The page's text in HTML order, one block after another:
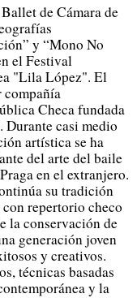
de Cámara de
y “Mono No
el Festival
"Lila López". El
compañía
Checa fundada
Durante casi medio
artística se ha
del arte del baile
en el extranjero.
su tradición
repertorio checo
la conservación de
generación joven
y creativos.
técnicas basadas
y la